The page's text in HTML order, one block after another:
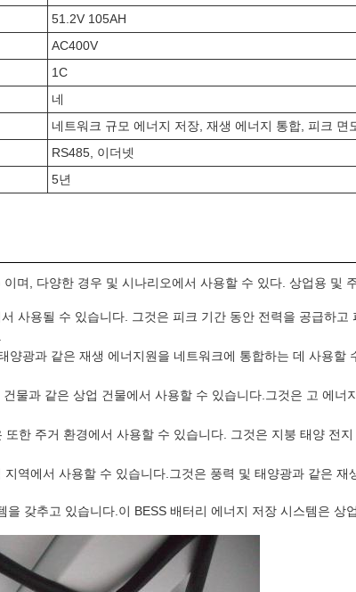
51.2V 105AH
AC400V
1C
네
네트워크 규모 에너지 저장, 재생 에너지 통합, 피크 면
RS485, 이더넷
5년
며, 다양한 경우 및 시나리오에서 사용할 수 있다. 상업용 및
사용될 수 있습니다. 그것은 피크 기간 동안 전력을 공급하
양광과 같은 재생 에너지원을 네트워크에 통합하는 데 사용
물과 같은 상업 건물에서 사용할 수 있습니다.그것은 고 에
또한 주거 환경에서 사용할 수 있습니다. 그것은 지붕 태양 전
역에서 사용할 수 있습니다.그것은 풍력 및 태양광과 같은
갖추고 있습니다.이 BESS 배터리 에너지 저장 시스템은